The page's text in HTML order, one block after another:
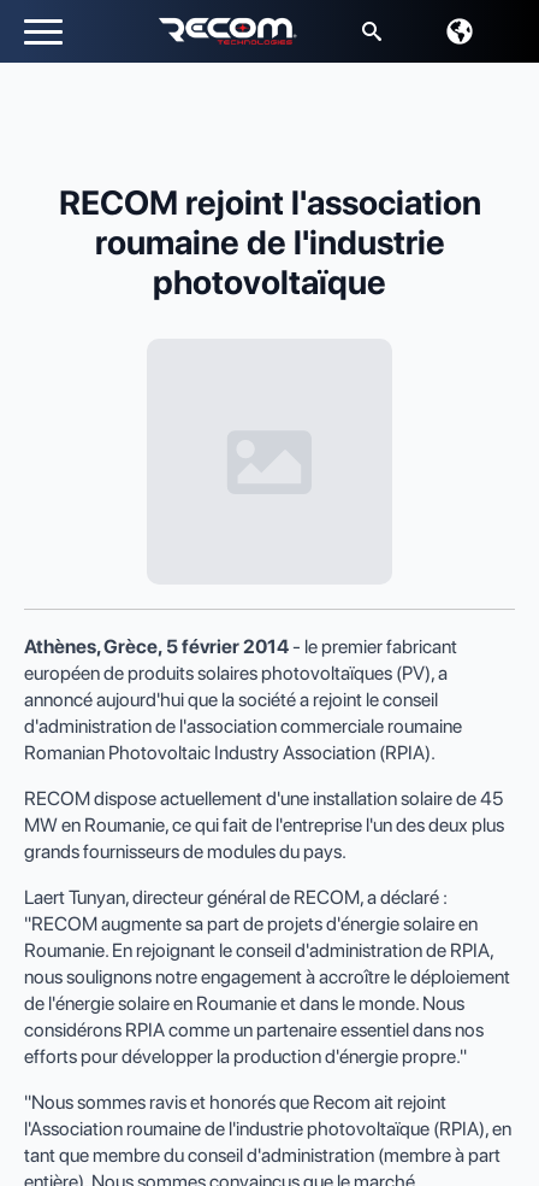
RECOM rejoint l'association
roumaine de l'industrie
photovoltaïque
Athènes, Grèce, 5 février2014- le premier fabricant
européen de produits solaires photovoltaïques (PV), a
annoncé aujourd'hui que la société a rejoint le conseil
d'administration de l'association commerciale roumaine
Romanian Photovoltaic Industry Association (RPIA).
RECOM dispose actuellement d'une installation solaire de 45
MW en Roumanie, ce qui fait de l'entreprise l'un des deux plus
grands fournisseurs de modules du pays.
Laert Tunyan, directeur général de RECOM, a déclaré :
"RECOM augmente sa part de projets d'énergie solaire en
Roumanie. En rejoignant le conseil d'administration de RPIA,
nous soulignons notre engagement à accroître le déploiement
de l'énergie solaire en Roumanie et dans le monde. Nous
considérons RPIA comme un partenaire essentiel dans nos
efforts pour développer la production d'énergie propre."
"Nous sommes ravis et honorés que Recom ait rejoint
l'Association roumaine de l'industrie photovoltaïque (RPIA), en
tant que membre du conseil d'administration (membre à part